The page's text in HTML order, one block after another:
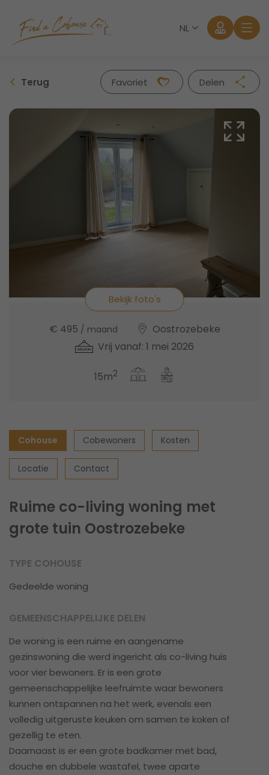
NL
Aanmelden
Wachtwoord vergeten?
Terug Favoriet
Delen
Facebook
Twitter
Whatsapp
Bekijk foto's
€ 495 / maand
Oostrozebeke
Vrij vanaf: 1 mei 2026
15m2
Cohouse Cobewoners Kosten
Locatie Contact
Ruime co-living woning met
grote tuin Oostrozebeke
TYPE COHOUSE
Gedeelde woning
GEMEENSCHAPPELIJKE DELEN
De woning is een ruime en aangename
gezinswoning die werd ingericht als co-living huis
voor vier bewoners. Er is een grote
gemeenschappelijke leefruimte waar bewoners
kunnen ontspannen na het werk, evenals een
volledig uitgeruste keuken om samen te koken of
gezellig te eten.
Daarnaast is er een grote badkamer met bad,
douche en dubbele wastafel, twee aparte